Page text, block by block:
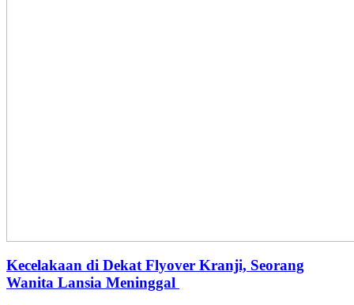
Kecelakaan di Dekat Flyover Kranji, Seorang
Wanita Lansia Meninggal